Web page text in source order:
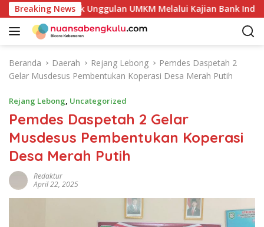
a
Breaking News
Produk Unggulan UMKM Melalui Kajian Bank Indonesia
Beranda Daerah Rejang Lebong
Pemdes Daspetah 2
Gelar Musdesus Pembentukan Koperasi Desa Merah Putih
Rejang Lebong, Uncategorized
Pemdes Daspetah 2 Gelar
Musdesus Pembentukan Koperasi
Desa Merah Putih
Redaktur
April 22, 2025